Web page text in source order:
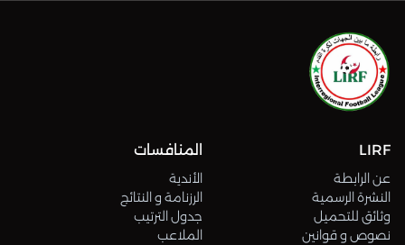
LIRF
عن الرابطة
النشرة الرسمية
وثائق للتحميل
نصوص و قوانين
المنافسات
الأندية
الرزنامة و النتائج
جدول الترتيب
الملاعب